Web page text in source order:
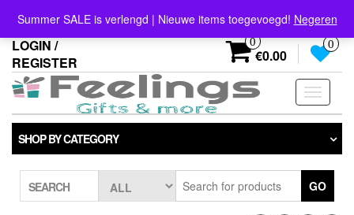
the
content
Summer SALE is verlengd | Nieuwe items toegevoegd! Negeren
info@feelings-giftshop.nl
LOGIN /
REGISTER
0
€0.00
0
Toggle
SHOP BY CATEGORY
SEARCH GO